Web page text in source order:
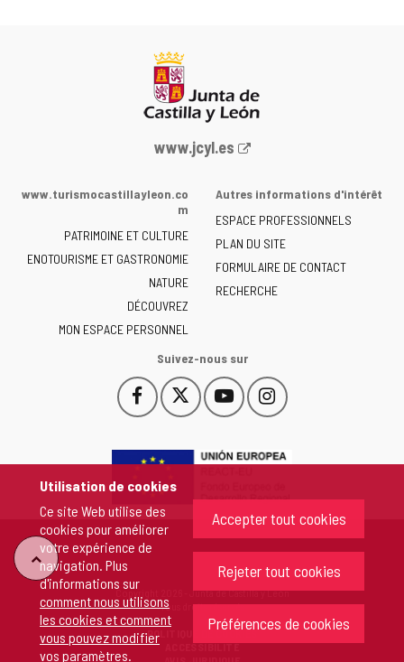
Utilisation de cookies
Ce site Web utilise des
cookies pour améliorer
votre expérience de
navigation. Plus
d'informations sur
comment nous utilisons
les cookies et comment
vous pouvez modifier
vos paramètres.
Accepter tout cookies
Rejeter tout cookies
Préférences de cookies
Portail
la
de
Castilla
y
León
-
www.jcyl.es
www.turismocastillayleon.co
m
PATRIMOINE ET CULTURE
ENOTOURISME ET GASTRONOMIE
NATURE
DÉCOUVREZ
MON ESPACE PERSONNEL
Autres informations d'intérêt
ESPACE PROFESSIONNELS
PLAN DU SITE
FORMULAIRE DE CONTACT
RECHERCHE
Suivez-nous sur
Facebook
Este
enlace
abrirá
una
ventana
nueva.
Este
enlace
abrirá
ventana
nueva.
YouTube
Este
enlace
abrirá
ventana
nueva.
Instagram
Este
enlace
abrirá
ventana
nueva.
"Retour
sommet"
Copyright 2026 - Junta de Castilla y León
Tous droits réservés
POLITIQUE DE COOKIES
ACCESSIBILITÉ